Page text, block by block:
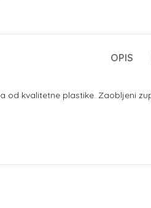
OPIS
od kvalitetne plastike. Zaobljeni